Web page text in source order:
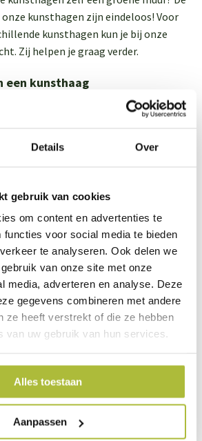
Details Over
gebruik van cookies
om content en advertenties te
functies voor social media te bieden
te analyseren. Ook delen we
van onze site met onze
media, adverteren en analyse. Deze
gegevens combineren met andere
ze heeft verstrekt of die ze hebben
van uw gebruik van hun services.
Alles toestaan
Aanpassen
kunsthagen zijn eindeloos! Voor
kunsthagen kun je bij onze
Zij helpen je graag verder.
een kunsthaag
vele voordelen heeft?
, je hoeft hem alleen maar af te
voorzien van een
of hangt er altijd mooi groen
is leverbaar inclusief plantenbak,
te onderscheiden is van een echte haag
geen ongedierte of andere kleine
voor in de tuin of op het
lijken sprekend op de kant en klaar
afstandje haast niet van elkaar te
van de Hedera kunsthaag zijn
bescherming, waardoor ze zelfs na
steeds hun diepgroene kleur
takken van de Hedera kunsthaag